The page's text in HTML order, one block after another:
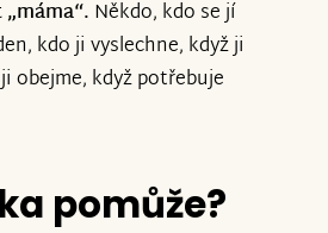
Někdo, kdo se jí
kdo ji vyslechne, když ji
obejme, když potřebuje
pomůže?